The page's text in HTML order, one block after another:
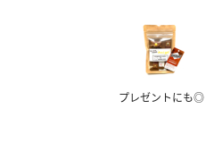
プレゼントにも◎